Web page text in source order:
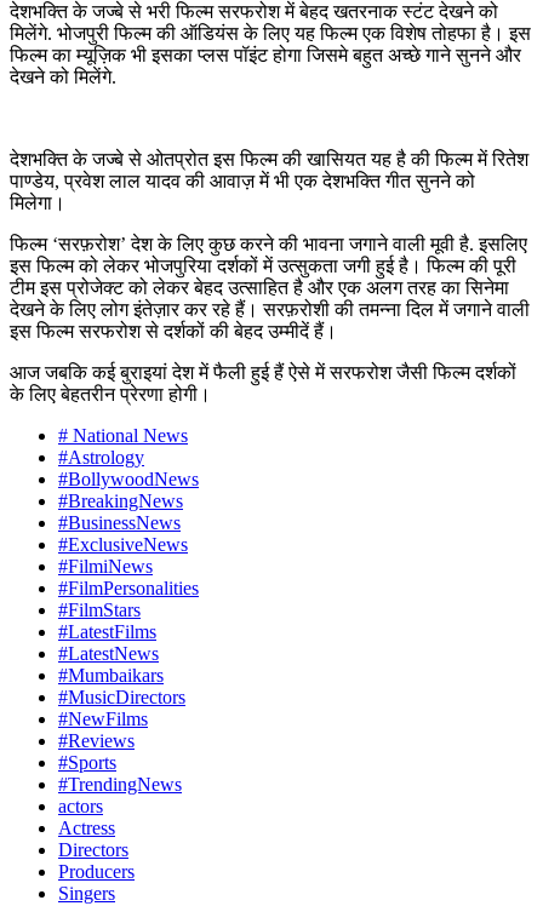
देशभक्ति के जज्बे से भरी फिल्म सरफरोश में बेहद खतरनाक स्टंट देखने को
मिलेंगे. भोजपुरी फिल्म की ऑडियंस के लिए यह फिल्म एक विशेष तोहफा है। इस
फिल्म का म्यूज़िक भी इसका प्लस पॉइंट होगा जिसमे बहुत अच्छे गाने सुनने और
देखने को मिलेंगे.
देशभक्ति के जज्बे से ओतप्रोत इस फिल्म की खासियत यह है की फिल्म में रितेश
पाण्डेय, प्रवेश लाल यादव की आवाज़ में भी एक देशभक्ति गीत सुनने को
मिलेगा।
फिल्म ‘सरफ़रोश’ देश के लिए कुछ करने की भावना जगाने वाली मूवी है. इसलिए
इस फिल्म को लेकर भोजपुरिया दर्शकों में उत्सुकता जगी हुई है। फिल्म की पूरी
टीम इस प्रोजेक्ट को लेकर बेहद उत्साहित है और एक अलग तरह का सिनेमा
देखने के लिए लोग इंतेज़ार कर रहे हैं। सरफ़रोशी की तमन्ना दिल में जगाने वाली
इस फिल्म सरफरोश से दर्शकों की बेहद उम्मीदें हैं।
आज जबकि कई बुराइयां देश में फैली हुई हैं ऐसे में सरफरोश जैसी फिल्म दर्शकों
के लिए बेहतरीन प्रेरणा होगी।
# National News
#Astrology
#BollywoodNews
#BreakingNews
#BusinessNews
#ExclusiveNews
#FilmiNews
#FilmPersonalities
#FilmStars
#LatestFilms
#LatestNews
#Mumbaikars
#MusicDirectors
#NewFilms
#Reviews
#Sports
#TrendingNews
actors
Actress
Directors
Producers
Singers